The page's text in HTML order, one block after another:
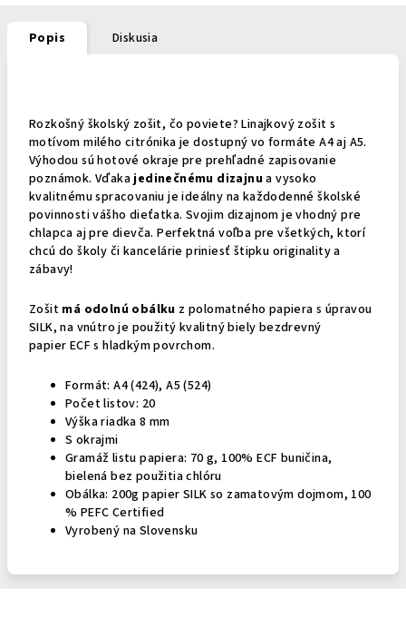
Popis Diskusia
Rozkošný školský zošit, čo poviete? Linajkový zošit s
motívom milého citrónika je dostupný vo formáte A4 aj A5.
Výhodou sú hotové okraje pre prehľadné zapisovanie
poznámok. Vďakajedinečnému dizajnua vysoko
kvalitnému spracovaniu je ideálny na každodenné školské
povinnosti vášho dieťatka. Svojim dizajnom je vhodný pre
chlapca aj pre dievča. Perfektná voľba pre všetkých, ktorí
chcú do školy či kancelárie priniesť štipku originality a
zábavy!
Zošit má odolnú obálku z polomatného papiera s úpravou
SILK, na vnútro je použitý kvalitný biely bezdrevný
papier ECF s hladkým povrchom.
Formát: A4 (424), A5 (524)
Počet listov: 20
Výška riadka 8 mm
S okrajmi
Gramáž listu papiera: 70 g, 100% ECF buničina,
bielená bez použitia chlóru
Obálka: 200g papier SILK so zamatovým dojmom, 100
% PEFC Certified
Vyrobený na Slovensku